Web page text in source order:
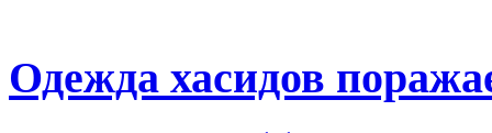
Одежда хасидов